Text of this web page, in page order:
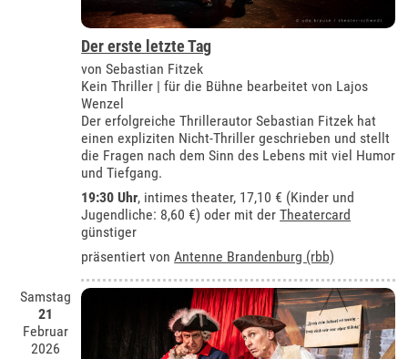
Der erste letzte Tag
von Sebastian Fitzek
Kein Thriller | für die Bühne bearbeitet von Lajos
Wenzel
Der erfolgreiche Thrillerautor Sebastian Fitzek hat
einen expliziten Nicht-Thriller geschrieben und stellt
die Fragen nach dem Sinn des Lebens mit viel Humor
und Tiefgang.
19:30 Uhr, intimes theater, 17,10 € (Kinder und
Jugendliche: 8,60 €) oder mit derTheatercard
günstiger
präsentiert vonAntenne Brandenburg (rbb)
Samstag
21
Februar
2026